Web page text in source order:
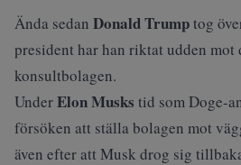
Ända sedan Donald Trumptog
president har han riktat udden mot
konsultbolagen.
UnderElon Musks tid som Doge-
försöken att ställa bolagen mot
även efter att Musk drog sig